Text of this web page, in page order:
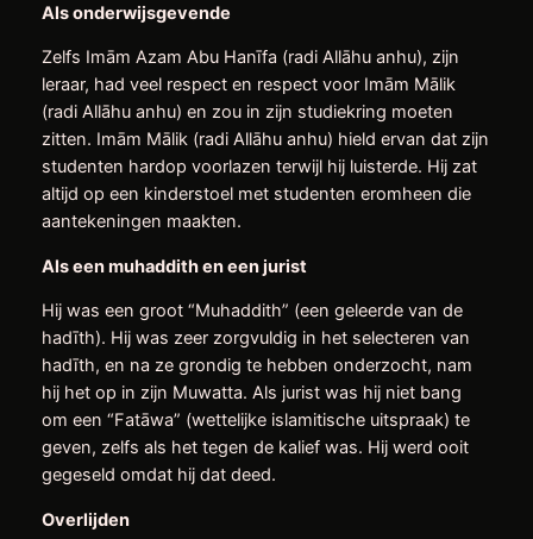
Als onderwijsgevende
Zelfs Imām Azam Abu Hanīfa (radi Allāhu anhu), zijn
leraar, had veel respect en respect voor Imām Mālik
(radi Allāhu anhu) en zou in zijn studiekring moeten
zitten. Imām Mālik (radi Allāhu anhu) hield ervan dat zijn
studenten hardop voorlazen terwijl hij luisterde. Hij zat
altijd op een kinderstoel met studenten eromheen die
aantekeningen maakten.
Als een muhaddith en een jurist
Hij was een groot “Muhaddith” (een geleerde van de
hadīth). Hij was zeer zorgvuldig in het selecteren van
hadīth, en na ze grondig te hebben onderzocht, nam
hij het op in zijn Muwatta. Als jurist was hij niet bang
om een “Fatāwa” (wettelijke islamitische uitspraak) te
geven, zelfs als het tegen de kalief was. Hij werd ooit
gegeseld omdat hij dat deed.
Overlijden